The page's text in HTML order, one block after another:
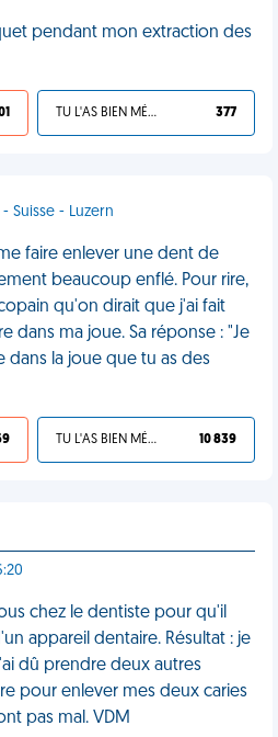
pendant mon extraction des
TU L'AS BIEN MÉRITÉ 377
Suisse - Luzern
faire enlever une dent de
beaucoup enflé. Pour rire,
qu'on dirait que j'ai fait
dans ma joue. Sa réponse : "Je
dans la joue que tu as des
TU L'AS BIEN MÉRITÉ 10 839
chez le dentiste pour qu'il
appareil dentaire. Résultat : je
dû prendre deux autres
pour enlever mes deux caries
pas mal. VDM